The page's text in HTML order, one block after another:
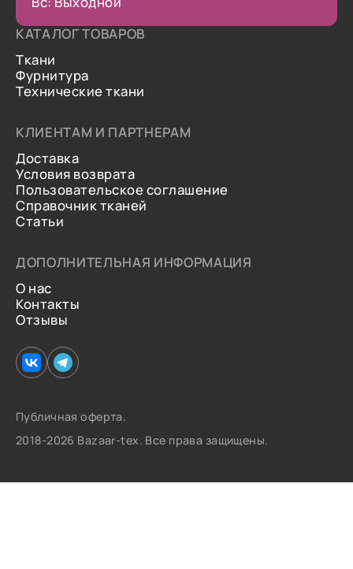
КАТАЛОГ ТОВАРОВ
Ткани
Фурнитура
Технические ткани
КЛИЕНТАМ И ПАРТНЕРАМ
Доставка
Условия возврата
Пользовательское соглашение
Справочник тканей
Статьи
ДОПОЛНИТЕЛЬНАЯ ИНФОРМАЦИЯ
О нас
Контакты
Отзывы
Публичная оферта.
2018-2026 Bazaar-tex. Все права защищены.